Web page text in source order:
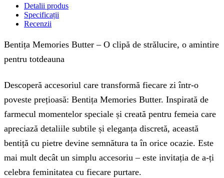
Detalii produs
Specificații
Recenzii
Bentița Memories Butter – O clipă de strălucire, o amintire
pentru totdeauna
Descoperă accesoriul care transformă fiecare zi într-o
poveste prețioasă: Bentița Memories Butter. Inspirată de
farmecul momentelor speciale și creată pentru femeia care
apreciază detaliile subtile și eleganța discretă, această
bentiță cu pietre devine semnătura ta în orice ocazie. Este
mai mult decât un simplu accesoriu – este invitația de a-ți
celebra feminitatea cu fiecare purtare.